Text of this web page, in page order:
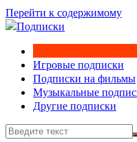
Перейти к содержимому
Игровые подписки
Подписки на фильмы
Музыкальные
Другие подписки